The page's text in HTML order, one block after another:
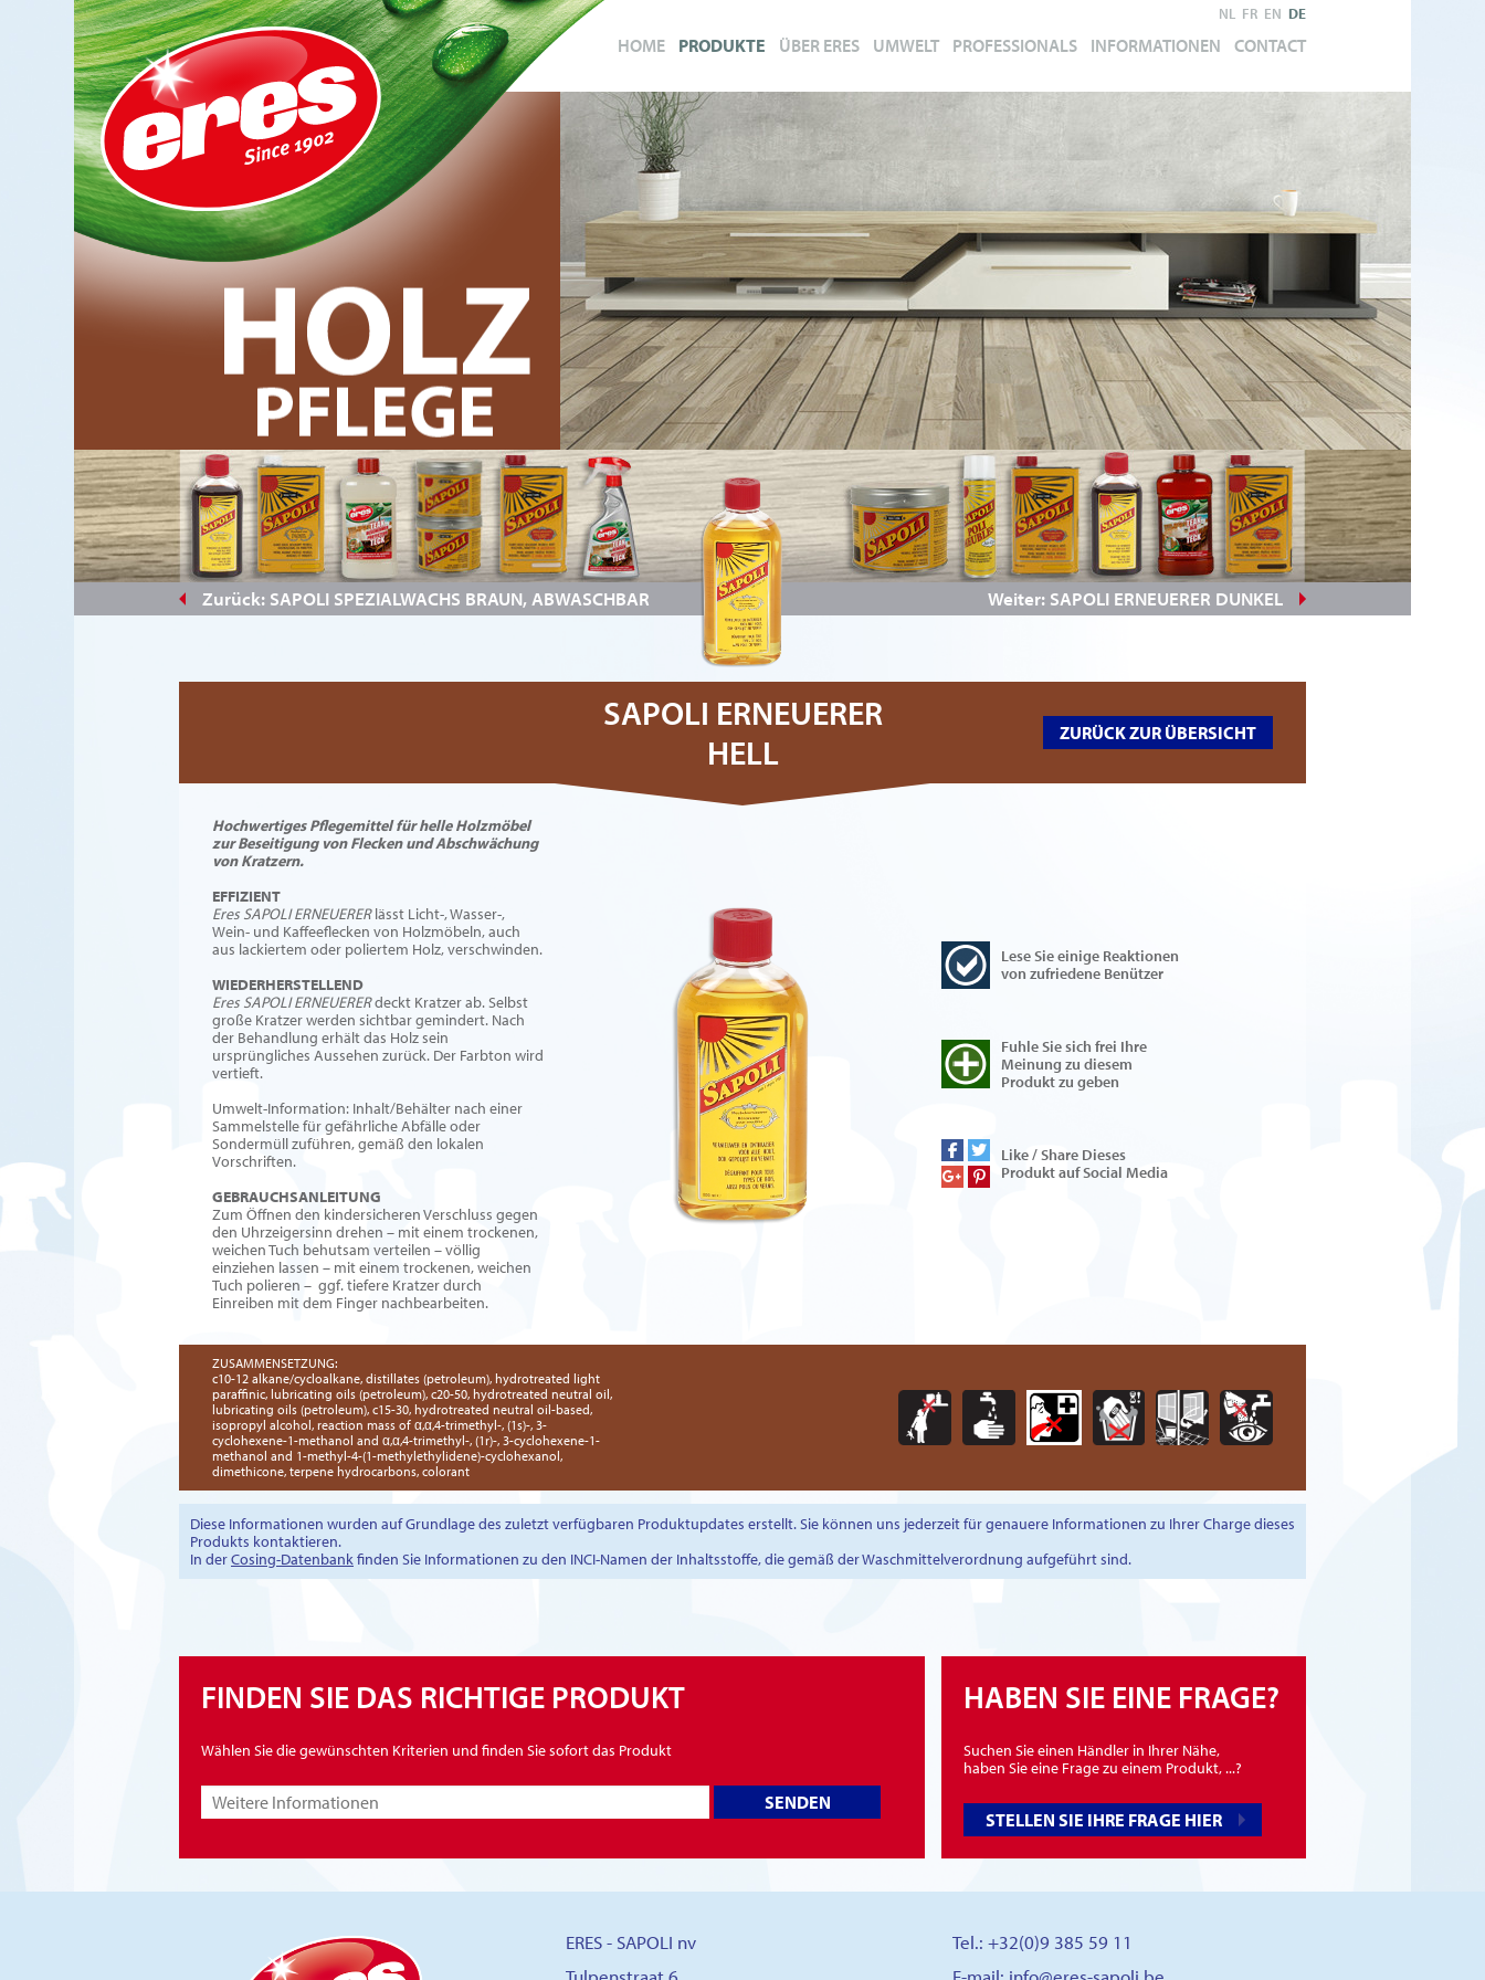
HOME PRODUKTE ÜBER ERES UMWELT PROFESSIONALS INFORMATIONEN CONTACT
NL FR EN DE
#844328
Zurück: SAPOLI SPEZIALWACHS BRAUN, ABWASCHBAR Weiter: SAPOLI ERNEUERER DUNKEL
SAPOLI ERNEUERER
HELL
ZURÜCK ZUR ÜBERSICHT
Hochwertiges Pflegemittel für helle Holzmöbel
zur Beseitigung von Flecken und Abschwächung
von Kratzern.
EFFIZIENT
Eres SAPOLI ERNEUERERlässt Licht-, Wasser-,
Wein- und Kaffeeflecken von Holzmöbeln, auch
aus lackiertem oder poliertem Holz, verschwinden.
WIEDERHERSTELLEND
Eres SAPOLI ERNEUERERdeckt Kratzer ab. Selbst
große Kratzer werden sichtbar gemindert. Nach
der Behandlung erhält das Holz sein
ursprüngliches Aussehen zurück. Der Farbton wird
vertieft.
Umwelt-Information: Inhalt/Behälter nach einer
Sammelstelle für gefährliche Abfälle oder
Sondermüll zuführen, gemäß den lokalen
Vorschriften.
GEBRAUCHSANLEITUNG
Zum Öffnen den kindersicheren Verschluss gegen
den Uhrzeigersinn drehen – mit einem trockenen,
weichen Tuch behutsam verteilen – völlig
einziehen lassen – mit einem trockenen, weichen
Tuch polieren – ggf. tiefere Kratzer durch
Einreiben mit dem Finger nachbearbeiten.
Lese Sie einige Reaktionen
von zufriedene Benützer
Fuhle Sie sich frei Ihre
Meinung zu diesem
Produkt zu geben
Like / Share Dieses
Produkt auf Social Media
ZUSAMMENSETZUNG:
c10-12 alkane/cycloalkane, distillates (petroleum), hydrotreated light
paraffinic, lubricating oils (petroleum), c20-50, hydrotreated neutral oil,
lubricating oils (petroleum), c15-30, hydrotreated neutral oil-based,
isopropyl alcohol, reaction mass of α,α,4-trimethyl-, (1s)-, 3-
cyclohexene-1-methanol and α,α,4-trimethyl-, (1r)-, 3-cyclohexene-1-
methanol and 1-methyl-4-(1-methylethylidene)-cyclohexanol,
dimethicone, terpene hydrocarbons, colorant
Diese Informationen wurden auf Grundlage des zuletzt verfügbaren Produktupdates erstellt. Sie können uns jederzeit für genauere Informationen zu Ihrer Charge dieses
Produkts kontaktieren.
In derCosing-Datenbankfinden Sie Informationen zu den INCI-Namen der Inhaltsstoffe, die gemäß der Waschmittelverordnung aufgeführt sind.
FINDEN SIE DAS RICHTIGE PRODUKT
Wählen Sie die gewünschten Kriterien und finden Sie sofort das Produkt
SENDEN
HABEN SIE EINE FRAGE?
Suchen Sie einen Händler in Ihrer Nähe,
haben Sie eine Frage zu einem Produkt, ...?
STELLEN SIE IHRE FRAGE HIER
ERES - SAPOLI nv
Tel.: +32(0)9 385 59 11